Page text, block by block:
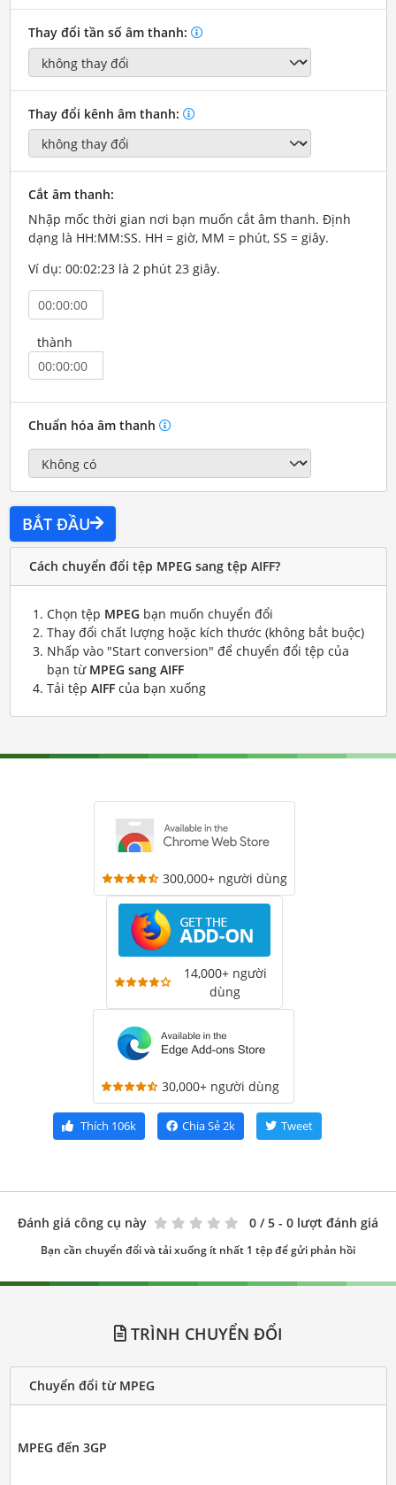
Thay đổi tần số âm thanh:
Thay đổi kênh âm thanh:
Cắt âm thanh:
Nhập mốc thời gian nơi bạn muốn cắt âm thanh. Định
dạng là HH:MM:SS. HH = giờ, MM = phút, SS = giây.
Ví dụ: 00:02:23 là 2 phút 23 giây.
thành
Chuẩn hóa âm thanh
BẮT ĐẦU
Cách chuyển đổi tệp MPEG sang tệp AIFF?
Chọn tệp MPEG bạn muốn chuyển đổi
Thay đổi chất lượng hoặc kích thước (không bắt buộc)
Nhấp vào "Start conversion" để chuyển đổi tệp của
bạn từ MPEG sang AIFF
Tải tệp AIFFcủa bạn xuống
300,000+ người dùng
14,000+ người
dùng
30,000+ người dùng
Thích 106k Chia Sẻ2k Tweet
Đánh giá công cụ này 0 / 5 - 0 lượt đánh giá
Bạn cần chuyển đổi và tải xuống ít nhất 1 tệp để gửi phản hồi
TRÌNH CHUYỂN ĐỔI
Chuyển đổi từ MPEG
MPEG đến 3GP